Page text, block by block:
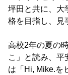
坪田と共に、大
格を目指し、見
高校2年の夏の
こ」と読み、平
は「Hi, Mike.を